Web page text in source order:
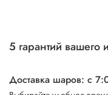
5 гарантий
Доставка шаров: с